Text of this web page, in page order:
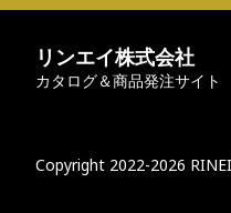
リンエイ株式会社
カタログ＆商品発注サイト
Copyright 2022-2026